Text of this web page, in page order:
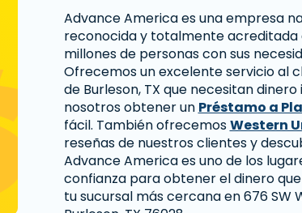
Advance America es una empresa
reconocida y totalmente acreditada
millones de personas con sus
Ofrecemos un excelente servicio al
de Burleson, TX que necesitan
nosotros obtener un Préstamo a
fácil. También ofrecemosWestern
reseñas de nuestros clientes y
Advance America es uno de los
confianza para obtener el dinero
tu sucursal más cercana en 676 SW